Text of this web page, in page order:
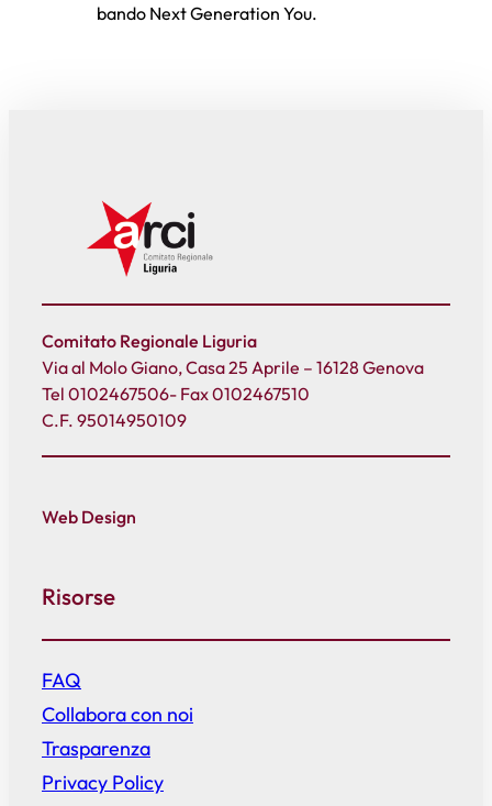
bando Next Generation You.
Comitato Regionale Liguria
Via al Molo Giano, Casa 25 Aprile – 16128 Genova
Tel 0102467506- Fax 0102467510
C.F. 95014950109
Web Design
Risorse
FAQ
Collabora con noi
Trasparenza
Privacy Policy